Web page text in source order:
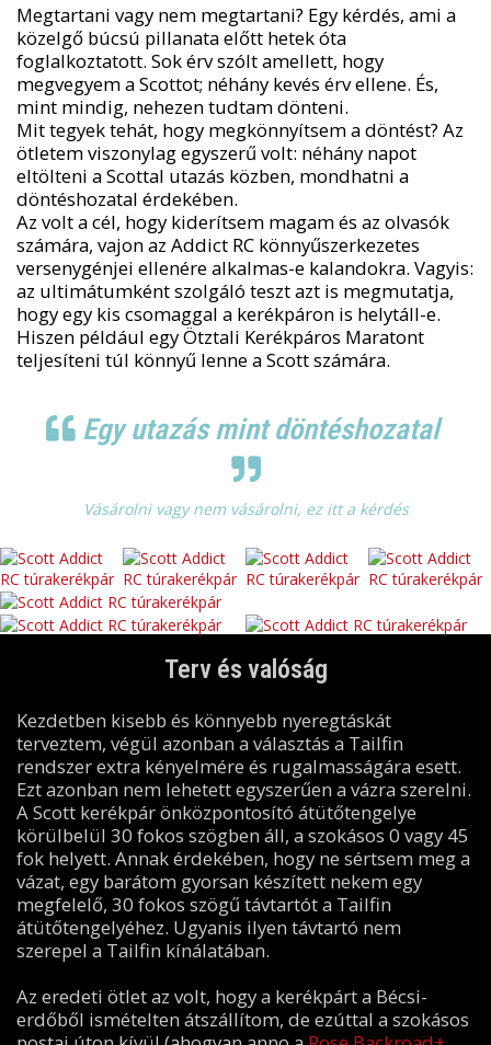
Megtartani vagy nem megtartani? Egy kérdés, ami a
közelgő búcsú pillanata előtt hetek óta
foglalkoztatott. Sok érv szólt amellett, hogy
megvegyem a Scottot; néhány kevés érv ellene. És,
mint mindig, nehezen tudtam dönteni.
Mit tegyek tehát, hogy megkönnyítsem a döntést? Az
ötletem viszonylag egyszerű volt: néhány napot
eltölteni a Scottal utazás közben, mondhatni a
döntéshozatal érdekében.
Az volt a cél, hogy kiderítsem magam és az olvasók
számára, vajon az Addict RC könnyűszerkezetes
versenygénjei ellenére alkalmas-e kalandokra. Vagyis:
az ultimátumként szolgáló teszt azt is megmutatja,
hogy egy kis csomaggal a kerékpáron is helytáll-e.
Hiszen például egy Ötztali Kerékpáros Maratont
teljesíteni túl könnyű lenne a Scott számára.
Egy utazás mint döntéshozatal
Vásárolni vagy nem vásárolni, ez itt a kérdés
Terv és valóság
Kezdetben kisebb és könnyebb nyeregtáskát
terveztem, végül azonban a választás a Tailfin
rendszer extra kényelmére és rugalmasságára esett.
Ezt azonban nem lehetett egyszerűen a vázra szerelni.
A Scott kerékpár önközpontosító átütőtengelye
körülbelül 30 fokos szögben áll, a szokásos 0 vagy 45
fok helyett. Annak érdekében, hogy ne sértsem meg a
vázat, egy barátom gyorsan készített nekem egy
megfelelő, 30 fokos szögű távtartót a Tailfin
átütőtengelyéhez. Ugyanis ilyen távtartó nem
szerepel a Tailfin kínálatában.
Az eredeti ötlet az volt, hogy a kerékpárt a Bécsi-
erdőből ismételten átszállítom, de ezúttal a szokásos